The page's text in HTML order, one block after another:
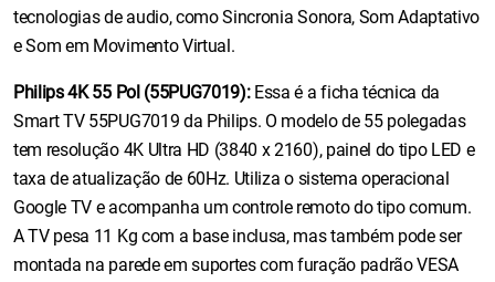
tecnologias de audio, como Sincronia Sonora, Som Adaptativo
e Som em Movimento Virtual.
Philips 4K 55 Pol (55PUG7019):Essa é a ficha técnica da
Smart TV 55PUG7019 da Philips. O modelo de 55 polegadas
tem resolução 4K Ultra HD (3840 x 2160), painel do tipo LED e
taxa de atualização de 60Hz. Utiliza o sistema operacional
Google TV e acompanha um controle remoto do tipo comum.
A TV pesa 11 Kg com a base inclusa, mas também pode ser
montada na parede em suportes com furação padrão VESA